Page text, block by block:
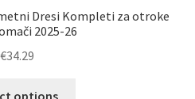
Dresi Kompleti za otroke
2025-26
€34.29
options